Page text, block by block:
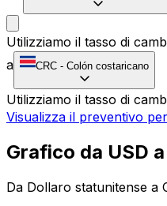
Utilizziamo il tasso di
a
CRC - Colón costaricano
Utilizziamo il tasso di
Visualizza il preventivo
Grafico da USD a
Da Dollaro statunitense a